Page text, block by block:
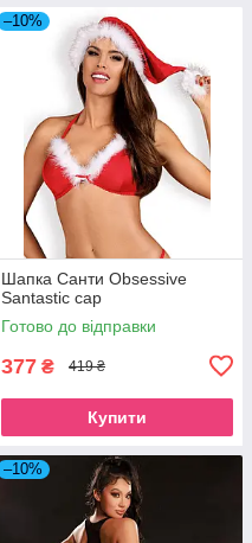
–10%
Шапка Санти Obsessive
Santastic cap
Готово до відправки
377 ₴ 419 ₴
Купити
–10%